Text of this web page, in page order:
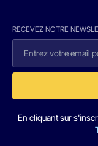
RECEVEZ NOTRE
En cliquant sur